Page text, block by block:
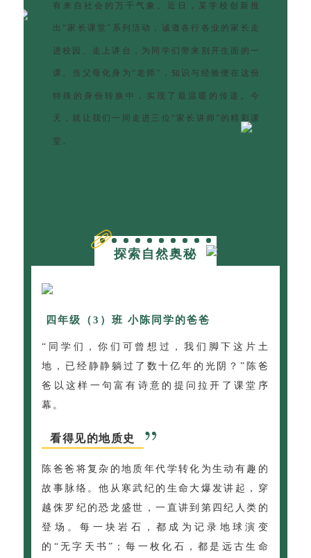
有来自社会的万千气象。近日，某学校创新推
出“家长课堂”系列活动，诚邀各行各业的家长走
进校园、走上讲台，为同学们带来别开生面的一
课。当父母化身为“老师”，知识与经验便在这份
特殊的身份转换中，实现了最温暖的传递。今
天，就让我们一同走进三位“家长讲师”的精彩课
堂。
探索自然奥秘
四年级（3）班 小陈同学的爸爸
“同学们，你们可曾想过，我们脚下这片土
地，已经静静躺过了数十亿年的光阴？”陈爸
爸以这样一句富有诗意的提问拉开了课堂序
幕。
看得见的地质史
陈爸爸将复杂的地质年代学转化为生动有趣的
故事脉络。他从寒武纪的生命大爆发讲起，穿
越侏罗纪的恐龙盛世，一直讲到第四纪人类的
登场。每一块岩石，都成为记录地球演变
的“无字天书”；每一枚化石，都是远古生命